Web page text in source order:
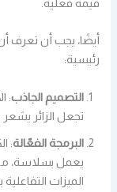
قيمة فعلية.
أيضًا، يجب أن تعرف
رئيسية:
التصميم الجاذب:
تجعل الزائر
البرمجة الفعّالة:
يعمل بسلاسة،
الميزات